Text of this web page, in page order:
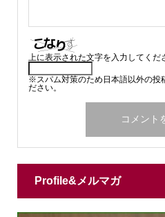
上に表示された文字を入力してくだ
※スパム対策のため日本語以外の投
ださい。
Profile&メルマガ